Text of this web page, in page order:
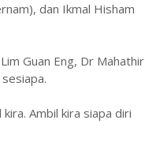
dan Ikmal Hisham
Guan Eng, Dr Mahathir
Ambil kira siapa diri